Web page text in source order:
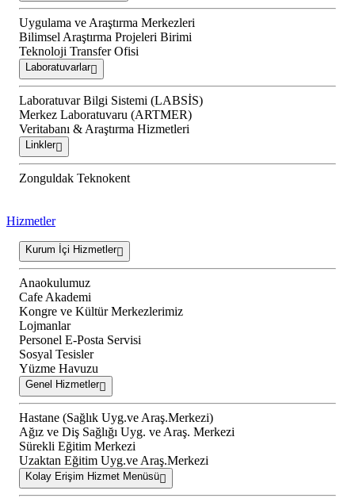
Uygulama ve Araştırma Merkezleri
Bilimsel Araştırma Projeleri Birimi
Teknoloji Transfer Ofisi
Laboratuvarlar
Laboratuvar Bilgi Sistemi (LABSİS)
Merkez Laboratuvaru (ARTMER)
Veritabanı & Araştırma Hizmetleri
Linkler
Zonguldak Teknokent
Hizmetler
Kurum İçi Hizmetler
Anaokulumuz
Cafe Akademi
Kongre ve Kültür Merkezlerimiz
Lojmanlar
Personel E-Posta Servisi
Sosyal Tesisler
Yüzme Havuzu
Genel Hizmetler
Hastane (Sağlık Uyg.ve Araş.Merkezi)
Ağız ve Diş Sağlığı Uyg. ve Araş. Merkezi
Sürekli Eğitim Merkezi
Uzaktan Eğitim Uyg.ve Araş.Merkezi
Kolay Erişim Hizmet Menüsü